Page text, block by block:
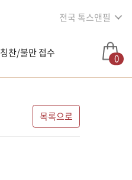
전국 톡스앤필
칭찬/불만 접수 0
목록으로